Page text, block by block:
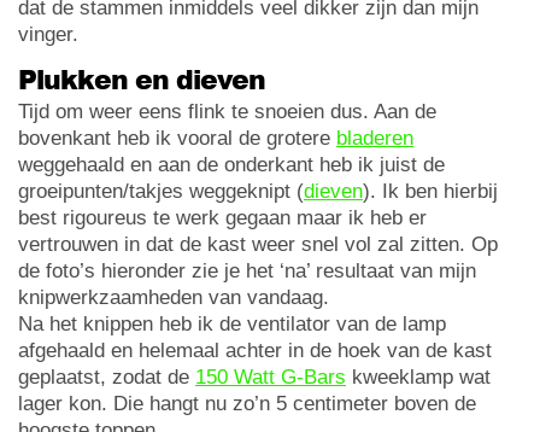
dat de stammen inmiddels veel dikker zijn dan mijn
vinger.
Plukken en dieven
Tijd om weer eens flink te snoeien dus. Aan de
bovenkant heb ik vooral de grotere bladeren
weggehaald en aan de onderkant heb ik juist de
groeipunten/takjes weggeknipt (dieven). Ik ben hierbij
best rigoureus te werk gegaan maar ik heb er
vertrouwen in dat de kast weer snel vol zal zitten. Op
de foto’s hieronder zie je het ‘na’ resultaat van mijn
knipwerkzaamheden van vandaag.
Na het knippen heb ik de ventilator van de lamp
afgehaald en helemaal achter in de hoek van de kast
geplaatst, zodat de 150 Watt G-Bars kweeklamp wat
lager kon. Die hangt nu zo’n 5 centimeter boven de